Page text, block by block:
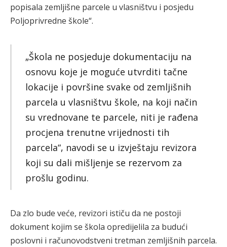
popisala zemljišne parcele u vlasništvu i posjedu
Poljoprivredne škole“.
„Škola ne posjeduje dokumentaciju na
osnovu koje je moguće utvrditi tačne
lokacije i površine svake od zemljišnih
parcela u vlasništvu škole, na koji način
su vrednovane te parcele, niti je rađena
procjena trenutne vrijednosti tih
parcela“, navodi se u izvještaju revizora
koji su dali mišljenje se rezervom za
prošlu godinu.
Da zlo bude veće, revizori ističu da ne postoji
dokument kojim se škola opredijelila za budući
poslovni i računovodstveni tretman zemljišnih parcela.